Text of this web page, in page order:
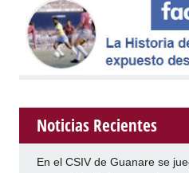
Noticias Recientes
En el CSIV de Guanare se